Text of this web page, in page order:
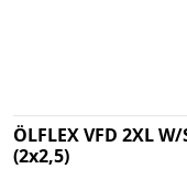
ÖLFLEX VFD 2XL
(2x2,5)